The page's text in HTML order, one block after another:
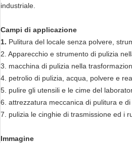
industriale.
Campi di applicazione
1. Pulitura del locale senza polvere,
2. Apparecchio e strumento di pulizia
3.
macchina di pulizia nella
4. petrolio di pulizia, acqua, polvere e
5. pulire gli utensili e le cime del
6. attrezzatura meccanica di pulitura e di
7.
pulizia le cinghie di trasmissione ed i
Immagine